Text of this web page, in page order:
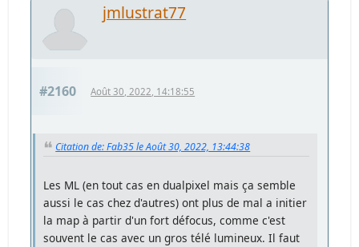
jmlustrat77
#2160 Août 30, 2022, 14:18:55
Citation de: Fab35 le Août 30, 2022, 13:44:38
Les ML (en tout cas en dualpixel mais ça semble
aussi le cas chez d'autres) ont plus de mal a initier
la map à partir d'un fort défocus, comme c'est
souvent le cas avec un gros télé lumineux. Il faut